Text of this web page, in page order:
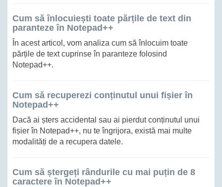
Cum să înlocuiești toate părțile de text din
paranteze în Notepad++
În acest articol, vom analiza cum să înlocuim toate
părțile de text cuprinse în paranteze folosind
Notepad++.
Cum să recuperezi conținutul unui fișier în
Notepad++
Dacă ai șters accidental sau ai pierdut conținutul unui
fișier în Notepad++, nu te îngrijora, există mai multe
modalități de a recupera datele.
Cum să ștergeți rândurile cu mai puțin de 8
caractere în Notepad++